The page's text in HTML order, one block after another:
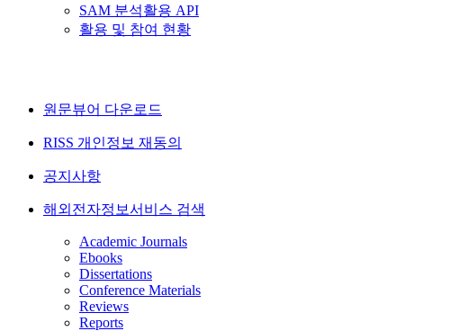
SAM 분석활용 API
활용 및 참여 현황
원문뷰어 다운로드
RISS 개인정보 재동의
공지사항
해외전자정보서비스 검색
Academic Journals
Ebooks
Dissertations
Conference Materials
Reviews
Reports